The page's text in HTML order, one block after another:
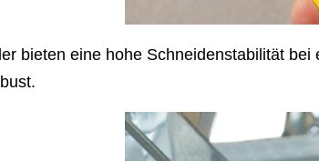
bieten eine hohe Schneidenstabilität bei